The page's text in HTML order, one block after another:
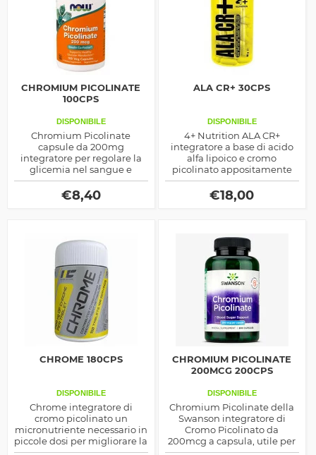
CHROMIUM PICOLINATE
100CPS
DISPONIBILE
Chromium Picolinate
capsule da 200mg
integratore per regolare la
glicemia nel sangue e
migliorare la composizione
corporea, ottimo quando si
segue una dieta ipocalorica
€8,40
ALA CR+ 30CPS
DISPONIBILE
4+ Nutrition ALA CR+
integratore a base di acido
alfa lipoico e cromo
picolinato appositamente
formulato per mantenere
sotto controllo la glicemia
€18,00
CHROME 180CPS
DISPONIBILE
Chrome integratore di
cromo picolinato un
micronutriente necessario in
piccole dosi per migliorare la
risposta insulinica, modulare
CHROMIUM PICOLINATE
200MCG 200CPS
DISPONIBILE
Chromium Picolinate della
Swanson integratore di
Cromo Picolinato da
200mcg a capsula, utile per
regolarizzare gli zuccheri nel